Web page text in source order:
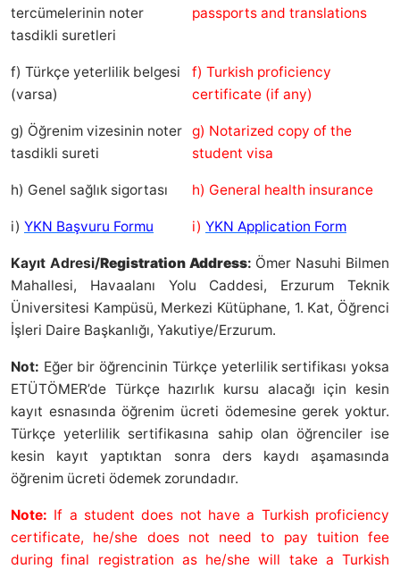
tercümelerinin noter
tasdikli suretleri
passports and translations
f) Türkçe yeterlilik belgesi
(varsa)
f) Turkish proficiency
certificate (if any)
g) Öğrenim vizesinin noter
tasdikli sureti
g) Notarized copy of the
student visa
h) Genel sağlık sigortası
i) YKN Başvuru Formu
h) General health insurance
i) YKN Application Form
Kayıt Adresi/Registration Address: Ömer Nasuhi Bilmen
Mahallesi, Havaalanı Yolu Caddesi, Erzurum Teknik
Üniversitesi Kampüsü, Merkezi Kütüphane, 1. Kat, Öğrenci
İşleri Daire Başkanlığı, Yakutiye/Erzurum.
Not: Eğer bir öğrencinin Türkçe yeterlilik sertifikası yoksa
ETÜTÖMER’de Türkçe hazırlık kursu alacağı için kesin
kayıt esnasında öğrenim ücreti ödemesine gerek yoktur.
Türkçe yeterlilik sertifikasına sahip olan öğrenciler ise
kesin kayıt yaptıktan sonra ders kaydı aşamasında
öğrenim ücreti ödemek zorundadır.
Note: If a student does not have a Turkish proficiency
certificate, he/she does not need to pay tuition fee
during final registration as he/she will take a Turkish